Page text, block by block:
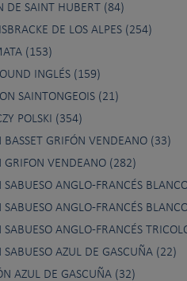
DE SAINT HUBERT (84)
DE LOS ALPES (254)
(153)
INGLÉS (159)
SAINTONGEOIS (21)
POLSKI (354)
BASSET GRIFÓN VENDEANO (33)
GRIFON VENDEANO (282)
SABUESO ANGLO-FRANCÉS
SABUESO ANGLO-FRANCÉS
SABUESO ANGLO-FRANCÉS
SABUESO AZUL DE GASCUÑA (22)
AZUL DE GASCUÑA (32)